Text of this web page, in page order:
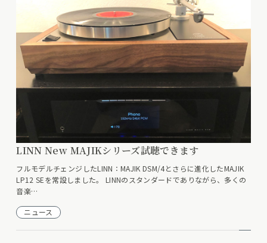
LINN New MAJIKシリーズ試聴できます
フルモデルチェンジしたLINN：MAJIK DSM/4とさらに進化したMAJIK
LP12 SEを常設しました。 LINNのスタンダードでありながら、多くの
音楽…
ニュース